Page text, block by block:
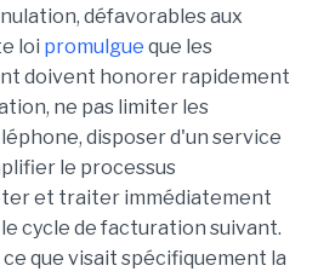
défavorables aux
loi promulgue que les
doivent honorer rapidement
ne pas limiter les
disposer d'un service
le processus
et traiter immédiatement
cycle de facturation suivant.
que visait spécifiquement la